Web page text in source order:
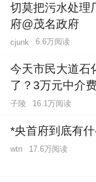
切莫把污水处理
府@茂名政府
cjunk 6.6万阅读
今天市民大道石
了？3万元中介
子陵 16.1万阅读
*央首府到底有
wtn 17.6万阅读